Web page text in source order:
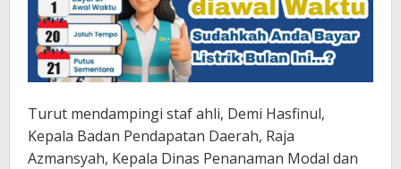
Turut mendampingi staf ahli, Demi Hasfinul,
Kepala Badan Pendapatan Daerah, Raja
Azmansyah, Kepala Dinas Penanaman Modal dan